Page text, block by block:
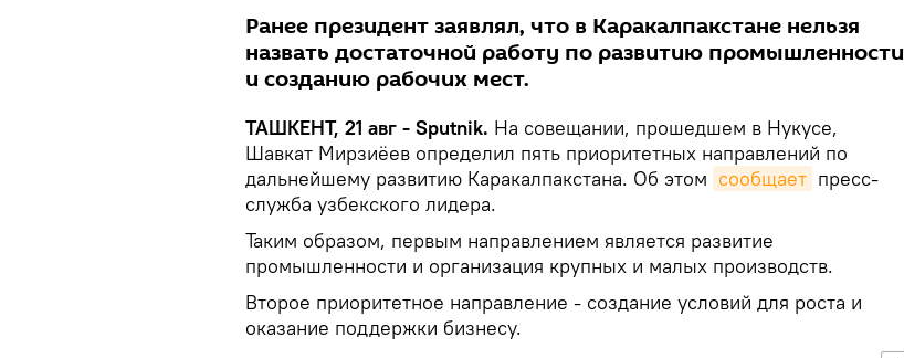
Ранее президент заявлял, что в Каракалпакстане нельзя
назвать достаточной работу по развитию промышленности
и созданию рабочих мест.
ТАШКЕНТ, 21 авг - Sputnik. На совещании, прошедшем в Нукусе,
Шавкат Мирзиёев определил пять приоритетных направлений по
дальнейшему развитию Каракалпакстана. Об этом сообщает пресс-
служба узбекского лидера.
Таким образом, первым направлением является развитие
промышленности и организация крупных и малых производств.
Второе приоритетное направление - создание условий для роста и
оказание поддержки бизнесу.